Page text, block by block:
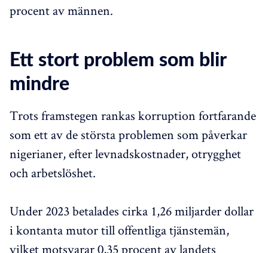
procent av männen.
Ett stort problem som blir
mindre
Trots framstegen rankas korruption fortfarande
som ett av de största problemen som påverkar
nigerianer, efter levnadskostnader, otrygghet
och arbetslöshet.
Under 2023 betalades cirka 1,26 miljarder dollar
i kontanta mutor till offentliga tjänstemän,
vilket motsvarar 0,35 procent av landets